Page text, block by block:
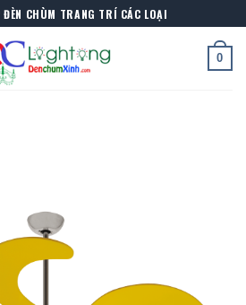
ĐÈN CHÙM TRANG TRÍ CÁC LOẠI
0